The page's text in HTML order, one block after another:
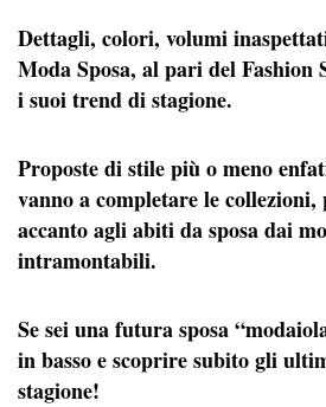
Dettagli, colori, volumi
Moda Sposa, al pari del Fashion
i suoi trend di stagione.
Proposte di stile più o meno
vanno a completare le collezioni,
accanto agli abiti da sposa dai
intramontabili.
Se sei una futura sposa
in basso e scoprire subito gli
stagione!